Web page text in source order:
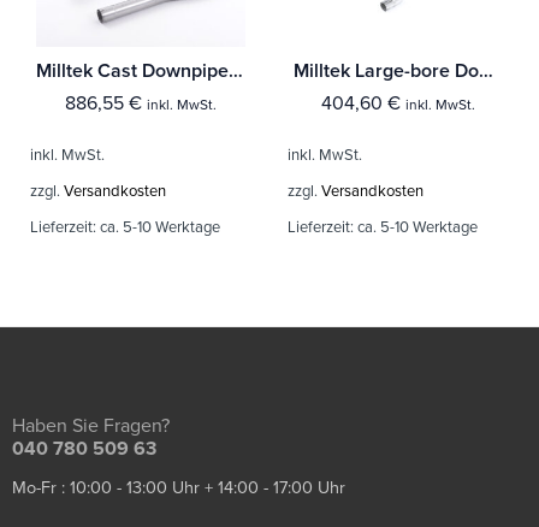
Milltek Cast Downpipe with Race Cat Audi A3 2.0T FSI quattro 5-Türer SportBack
886,55 € inkl. MwSt.
inkl. MwSt.
zzgl. Versandkosten
Lieferzeit: ca. 5-10 Werktage
Milltek Large-bore Downpipe und De-cat Audi A3 1.8T 2WD 3 & 5-Türer
404,60 € inkl. MwSt.
inkl. MwSt.
zzgl. Versandkosten
Lieferzeit: ca. 5-10 Werktage
Haben Sie Fragen?
040 780 509 63
Mo-Fr : 10:00 - 13:00 Uhr + 14:00 - 17:00 Uhr